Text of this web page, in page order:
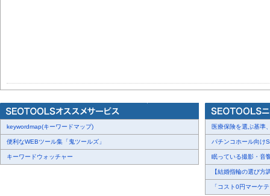
keywordmap(キーワードマップ)
便利なWEBツール集「鬼ツールズ」
キーワードウォッチャー
医療保険を選ぶ基準
パチンコホール向け
眠っている撮影・音
【結婚指輪の選び方
「コスト0円マーケ